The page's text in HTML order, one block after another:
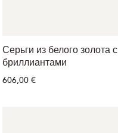
Серьги из белого золота с
бриллиантами
606,00 €